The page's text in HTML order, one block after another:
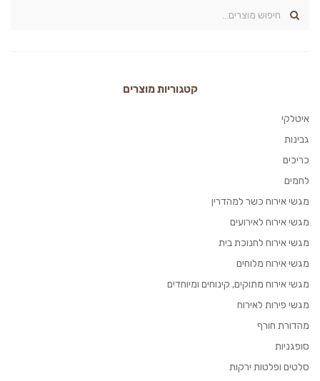
קטגוריות מוצרים
איטלקי
גבינות
כריכים
לחמים
מגשי אירוח כשר למהדרין
מגשי אירוח לאירועים
מגשי אירוח לחנוכת בית
מגשי אירוח מלוחים
מגשי אירוח מתוקים, קינוחים ומיוחדים
מגשי פירות לאירוח
מהדורת חורף
סופגניות
סלטים ופלטות ירקות